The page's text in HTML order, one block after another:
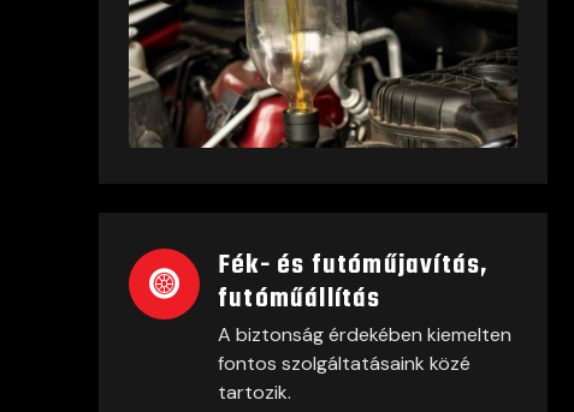
Fék- és futóműjavítás,
futóműállítás
A biztonság érdekében kiemelten
fontos szolgáltatásaink közé
tartozik.